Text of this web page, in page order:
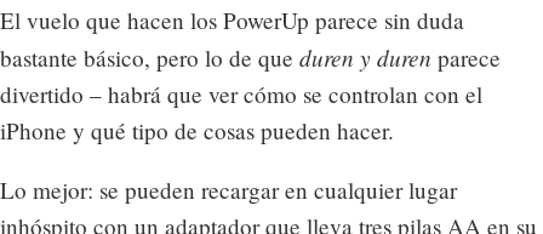
El vuelo que hacen los PowerUp parece sin duda
bastante básico, pero lo de que duren y duren parece
divertido – habrá que ver cómo se controlan con el
iPhone y qué tipo de cosas pueden hacer.
Lo mejor: se pueden recargar en cualquier lugar
inhóspito con un adaptador que lleva tres pilas AA en su